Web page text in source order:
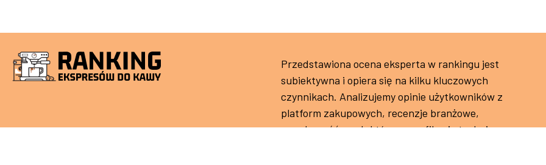
Przedstawiona ocena eksperta w rankingu jest
subiektywna i opiera się na kilku kluczowych
czynnikach. Analizujemy opinie użytkowników z
platform zakupowych, recenzje branżowe,
popularność produktów, specyfikacje techniczne oraz